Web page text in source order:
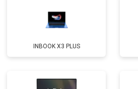
Замена северного моста
INBOOK X3 PLUS